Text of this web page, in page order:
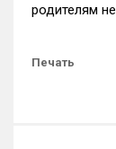
родителям
Печать